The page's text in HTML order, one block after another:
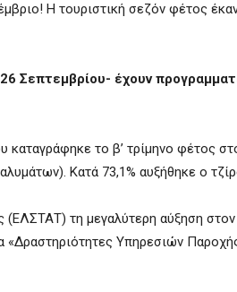
Η τουριστική σεζόν φέτος
Σεπτεμβρίου- έχουν
καταγράφηκε το β’ τρίμηνο φέτος
Κατά 73,1% αυξήθηκε ο
τη μεγαλύτερη αύξηση
«Δραστηριότητες Υπηρεσιών